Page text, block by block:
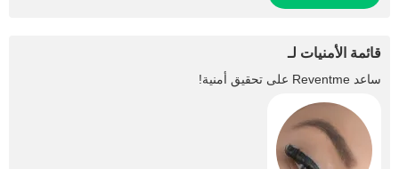
قائمة الأمنيات لـ
ساعد Reventme على تحقيق أمنية!